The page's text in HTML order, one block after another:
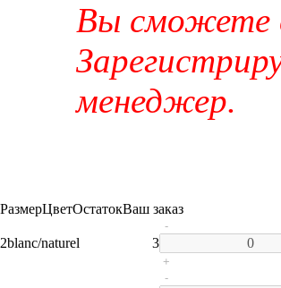
Вы сможете
менеджер.
РазмерЦветОстатокВаш заказ
2blanc/naturel 3
-
+
-